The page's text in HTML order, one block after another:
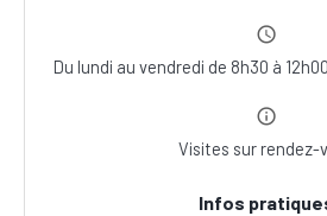
Du lundi au vendredi de 8h30 à
Visites sur rendez-
Infos